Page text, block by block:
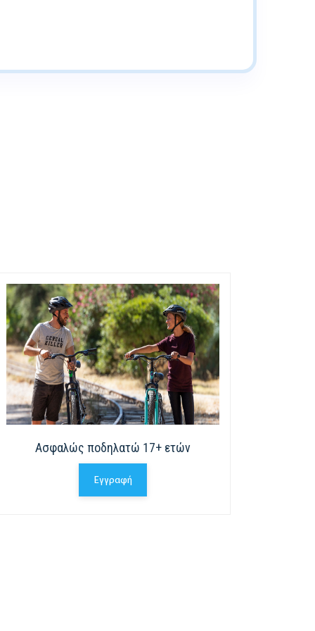
Ασφαλώς ποδηλατώ 17+ ετών
Εγγραφή